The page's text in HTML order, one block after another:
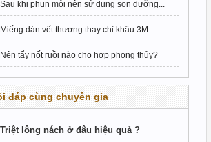
Sau khi phun môi nên sử dụng son dưỡng...
Miếng dán vết thương thay chỉ khâu 3M...
Nên tẩy nốt ruồi nào cho hợp phong thủy?
đáp cùng chuyên gia
Triệt lông nách ở đâu hiệu quả ?